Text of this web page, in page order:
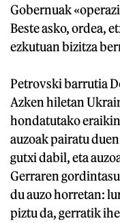
Gobernuak
Beste asko, ordea,
ezkutuan bizitza
Petrovski barrutia
Azken hiletan
hondatutako
auzoak pairatu
gutxi dabil, eta
Gerraren
du auzo horretan:
piztu da, gerratik